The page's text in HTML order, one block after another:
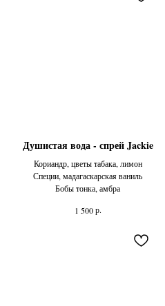
Душистая вода - спрей Jackie
Кориандр, цветы табака, лимон
Специи, мадагаскарская ваниль
Бобы тонка, амбра
1 500 р.